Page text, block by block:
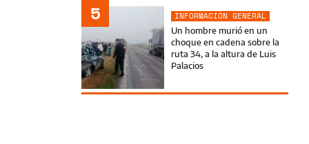
5
INFORMACIÓN GENERAL
Un hombre murió en un
choque en cadena sobre la
ruta 34, a la altura de Luis
Palacios